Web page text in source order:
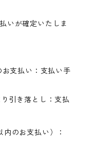
いが確定いたしま
お支払い：支払い手
引き落とし：支払
のお支払い）：